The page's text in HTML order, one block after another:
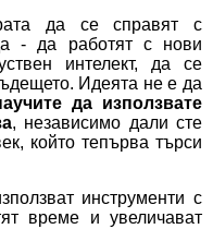
да се справят с
- да работят с нови
интелект, да се
Идеята не е да
да използвате
, независимо дали сте
който тепърва търси
инструменти с
време и увеличават